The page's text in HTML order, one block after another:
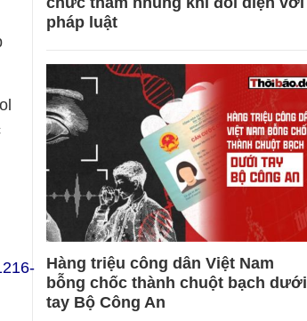
pháp luật
Hàng triệu công dân Việt Nam
bỗng chốc thành chuột bạch dưới
tay Bộ Công An